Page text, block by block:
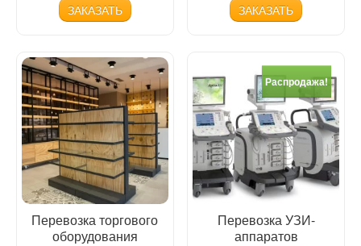
ЗАКАЗАТЬ ЗАКАЗАТЬ
Перевозка торгового
оборудования
Распродажа!
Перевозка УЗИ-
аппаратов